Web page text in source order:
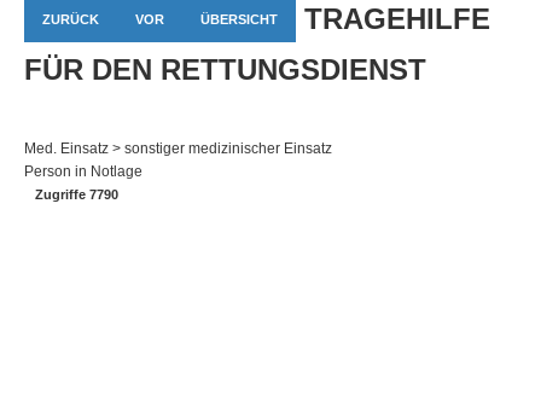
ZURÜCK VOR ÜBERSICHT
TRAGEHILFE
FÜR DEN RETTUNGSDIENST
Med. Einsatz > sonstiger medizinischer Einsatz
Person in Notlage
Zugriffe 7790